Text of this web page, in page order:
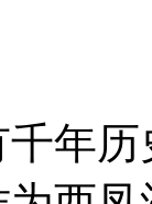
年